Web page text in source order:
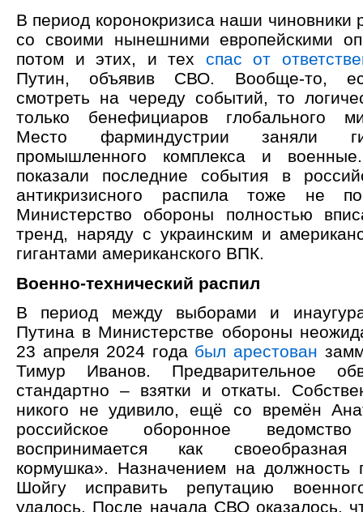
В период коронокризиса наши чиновники
со своими нынешними европейскими
потом и этих, и тех спас от
Путин, объявив СВО. Вообще-то,
смотреть на череду событий, то
только бенефициаров глобального
Место фарминдустрии заняли
промышленного комплекса и
показали последние события в
антикризисного распила тоже не
Министерство обороны полностью
тренд, наряду с украинским и
гигантами американского ВПК.
Военно-технический распил
В период между выборами и
Путина в Министерстве обороны
23 апреля 2024 года был арестован
Тимур Иванов. Предварительное
стандартно – взятки и откаты.
никого не удивило, ещё со времён
российское оборонное
воспринимается как своеобразная
кормушка». Назначением на
Шойгу исправить репутацию
удалось. После начала СВО оказалось,